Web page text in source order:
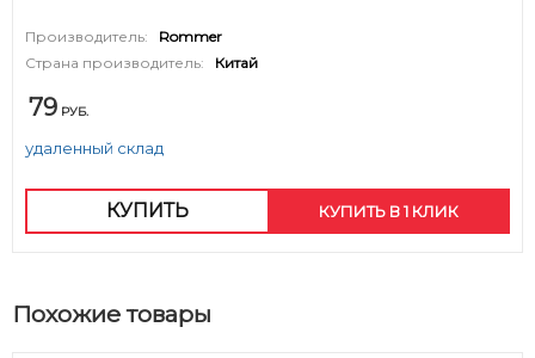
Производитель:
Rommer
Страна производитель:
Китай
79 РУБ.
удаленный склад
КУПИТЬ КУПИТЬ В 1 КЛИК
Похожие товары